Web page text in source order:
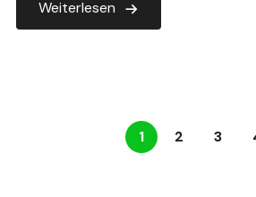
Weiterlesen
1 2 3